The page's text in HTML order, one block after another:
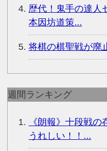
歴代！鬼手の達人
本因坊道策...
将棋の棋聖戦が廃
週間ランキング
《朗報》十段戦
うれしい！！...